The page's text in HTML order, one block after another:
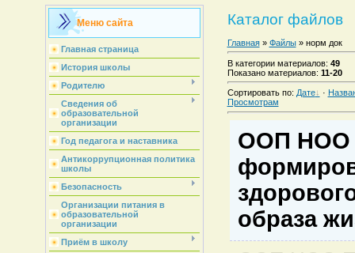
Меню сайта
Главная страница
История школы
Родителю
Сведения об
образовательной
организации
Год педагога и наставника
Антикоррупционная политика
школы
Безопасность
Организации питания в
образовательной
организации
Приём в школу
Каталог файлов
Главная» Файлы» норм док
В категории материалов: 49
Показано материалов: 11-20
Сортировать по: Дате ·
Просмотрам
ООП НОО
образа